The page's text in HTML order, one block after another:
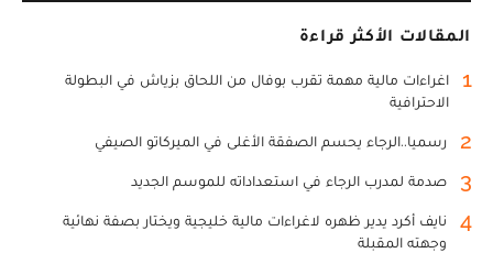
المقالات الأكثر قراءة
1
اغراءات مالية مهمة تقرب بوفال من اللحاق بزياش في البطولة
الاحترافية
2 رسميا..الرجاء يحسم الصفقة الأغلى في الميركاتو الصيفي
3 صدمة لمدرب الرجاء في استعداداته للموسم الجديد
4
نايف أكرد يدير ظهره لاغراءات مالية خليجية ويختار بصفة نهائية
وجهته المقبلة